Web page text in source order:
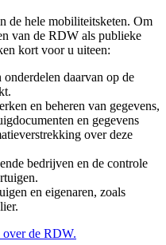
de hele mobiliteitsketen. Om
van de RDW als publieke
kort voor u uiteen:
daarvan op de
en beheren van gegevens,
en gegevens
over deze
bedrijven en de controle
en eigenaren, zoals
de RDW.